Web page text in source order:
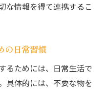
な情報を得て連携するこ
の日常習慣
るためには、日常生活で
具体的には、不要な物を